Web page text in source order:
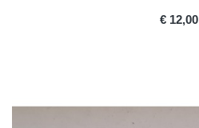
PRICE
€ 12,00